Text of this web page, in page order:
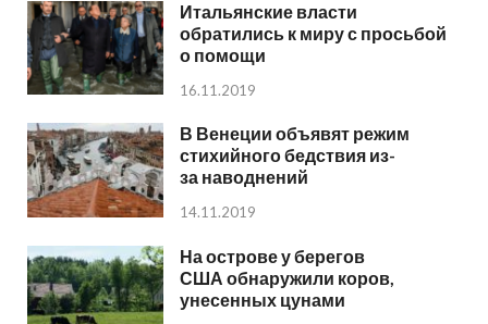
Итальянские власти
обратились к миру с просьбой
о помощи
16.11.2019
В Венеции объявят режим
стихийного бедствия из-
за наводнений
14.11.2019
На острове у берегов
США обнаружили коров,
унесенных цунами